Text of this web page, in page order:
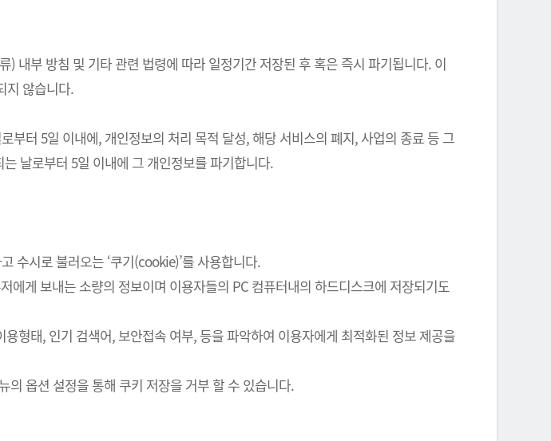
내부 방침 및 기타 관련 법령에 따라 일정기간 저장된 후 혹은 즉시 파기됩니다. 이
지 않습니다.
터 5일 이내에, 개인정보의 처리 목적 달성, 해당 서비스의 폐지, 사업의 종료 등 그
날로부터 5일 이내에 그 개인정보를 파기합니다.
수시로 불러오는 ‘쿠기(cookie)’를 사용합니다.
게 보내는 소량의 정보이며 이용자들의 PC 컴퓨터내의 하드디스크에 저장되기도
형태, 인기 검색어, 보안접속 여부, 등을 파악하여 이용자에게 최적화된 정보 제공을
의 옵션 설정을 통해 쿠키 저장을 거부 할 수 있습니다.